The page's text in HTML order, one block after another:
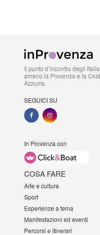
Il punto d’incontro degli
amano la Provenza e la
Azzurra.
SEGUICI SU
In Provenza con
COSA FARE
Arte e cultura
Sport
Esperienze a tema
Manifestazioni ed eventi
Percorsi e itinerari